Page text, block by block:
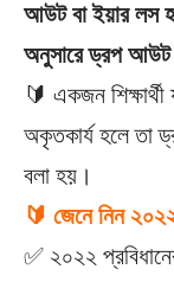
আউট বা ইয়ার লস
অনুসারে ড্রপ আউট
🔰 একজন
অকৃতকার্য হলে তা
বলা হয়।
🔰 জেনে নিন
✅ ২০২২